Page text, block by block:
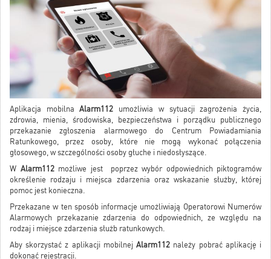
Aplikacja mobilnaAlarm112 umożliwia w sytuacji zagrożenia życia,
zdrowia, mienia, środowiska, bezpieczeństwa i porządku publicznego
przekazanie zgłoszenia alarmowego do Centrum Powiadamiania
Ratunkowego, przez osoby, które nie mogą wykonać połączenia
głosowego, w szczególności osoby głuche i niedosłyszące.
W Alarm112możliwe jest poprzez wybór odpowiednich piktogramów
określenie rodzaju i miejsca zdarzenia oraz wskazanie służby, której
pomoc jest konieczna.
Przekazane w ten sposób informacje umożliwiają Operatorowi Numerów
Alarmowych przekazanie zdarzenia do odpowiednich, ze względu na
rodzaj i miejsce zdarzenia służb ratunkowych.
Aby skorzystać z aplikacji mobilnejAlarm112 należy pobrać aplikację i
dokonać rejestracji.